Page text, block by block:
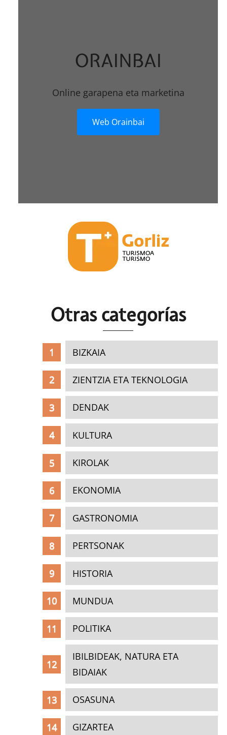
ORAINBAI
Online garapena eta marketina
Web Orainbai
Otras categorías
BIZKAIA
ZIENTZIA ETA TEKNOLOGIA
DENDAK
KULTURA
KIROLAK
EKONOMIA
GASTRONOMIA
PERTSONAK
HISTORIA
MUNDUA
POLITIKA
IBILBIDEAK, NATURA ETA
BIDAIAK
OSASUNA
GIZARTEA